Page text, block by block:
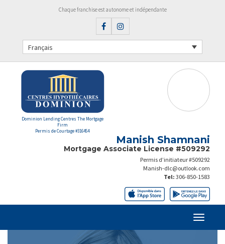
Chaque franchise est autonome et indépendante
Français
Dominion Lending Centres The Mortgage
Firm
Permis de Courtage #316454
Manish Shamnani
Mortgage Associate License #509292
Permis d’initiateur #509292
Manish-dlc@outlook.com
Tel: 306-850-1583